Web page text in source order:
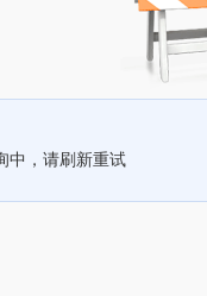
中，请刷新重试